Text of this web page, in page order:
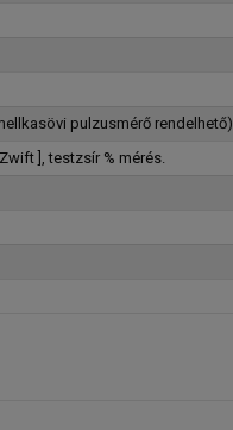
pulzusmérő rendelhető)
], testzsír % mérés.